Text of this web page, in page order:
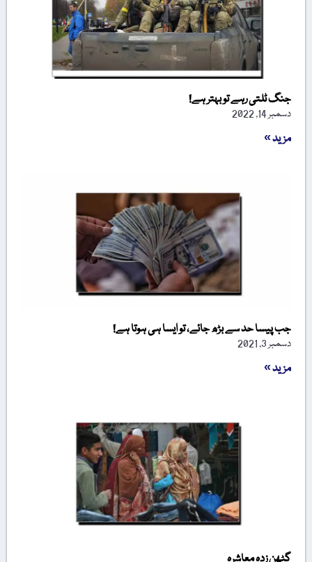
جنگ ٹلتی رہے تو بہتر ہے!
دسمبر 14, 2022
مزید »
جب پیسا حد سے بڑھ جائے، تو ایسا ہی ہوتا ہے!
دسمبر 3, 2021
مزید »